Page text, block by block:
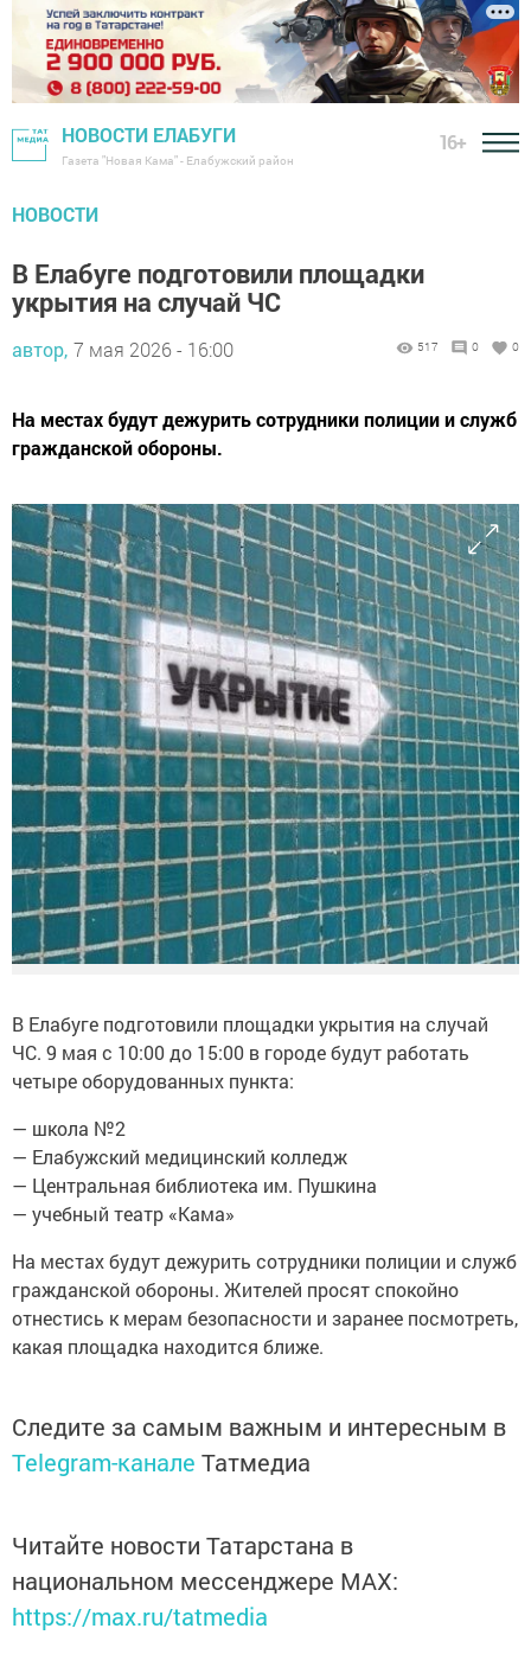
НОВОСТИ ЕЛАБУГИ
Газета "Новая Кама" - Елабужский район
16+
НОВОСТИ
В Елабуге подготовили площадки
укрытия на случай ЧС
автор, 7 мая 2026 - 16:00 517 0 0
На местах будут дежурить сотрудники полиции и служб
гражданской обороны.
В Елабуге подготовили площадки укрытия на случай
ЧС. 9 мая с 10:00 до 15:00 в городе будут работать
четыре оборудованных пункта:
— школа №2
— Елабужский медицинский колледж
— Центральная библиотека им. Пушкина
— учебный театр «Кама»
На местах будут дежурить сотрудники полиции и служб
гражданской обороны. Жителей просят спокойно
отнестись к мерам безопасности и заранее посмотреть,
какая площадка находится ближе.
Следите за самым важным и интересным в
Telegram-канале Татмедиа
Читайте новости Татарстана в
национальном мессенджере MАХ:
https://max.ru/tatmedia